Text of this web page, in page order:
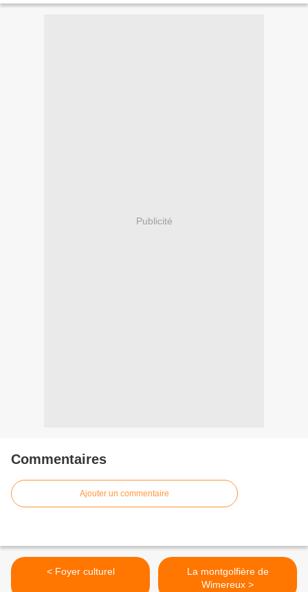
Publicité
Commentaires
Ajouter un commentaire
< Foyer culturel
La montgolfière de
Wimereux >